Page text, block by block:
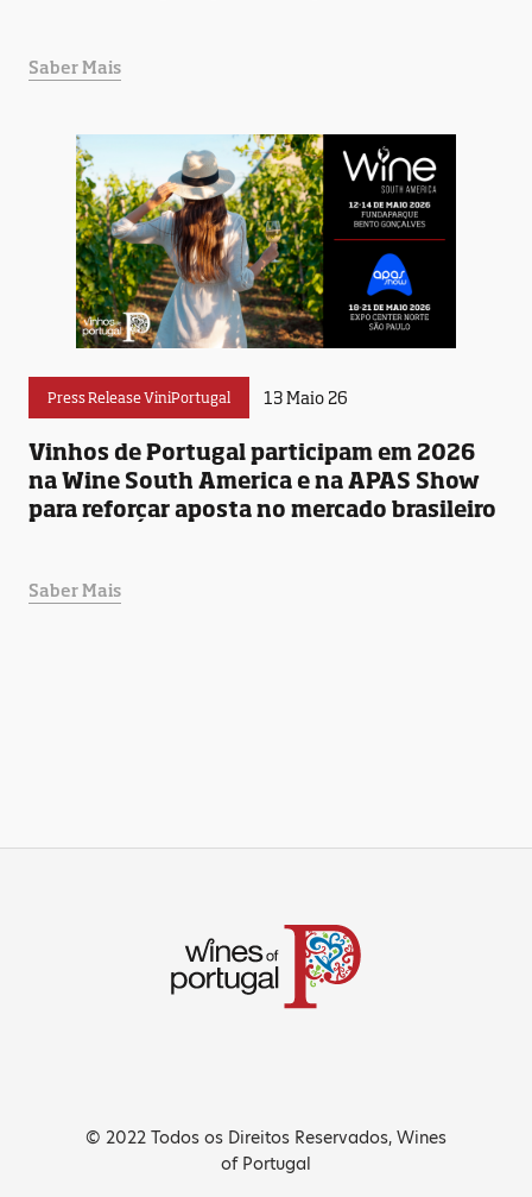
Saber Mais
Press Release ViniPortugal 13 Maio 26
Vinhos de Portugal participam em 2026
na Wine South America e na APAS Show
para reforçar aposta no mercado brasileiro
Saber Mais
© 2022 Todos os Direitos Reservados, Wines
of Portugal